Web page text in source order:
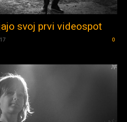
svoj prvi videospot
0